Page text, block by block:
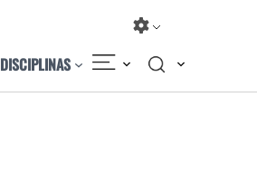
DISCIPLINAS